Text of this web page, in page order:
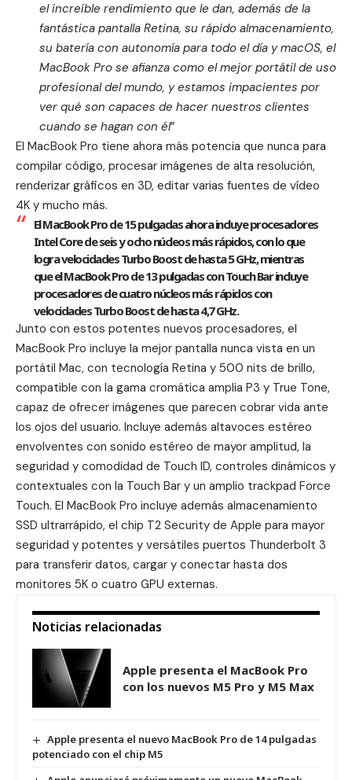
el increíble rendimiento que le dan, además de la
fantástica pantalla Retina, su rápido almacenamiento,
su batería con autonomía para todo el día y macOS, el
MacBook Pro se afianza como el mejor portátil de uso
profesional del mundo, y estamos impacientes por
ver qué son capaces de hacer nuestros clientes
cuando se hagan con él”
El MacBook Pro tiene ahora más potencia que nunca para
compilar código, procesar imágenes de alta resolución,
renderizar gráficos en 3D, editar varias fuentes de vídeo
4K y mucho más.
El MacBook Pro de 15 pulgadas ahora incluye procesadores
Intel Core de seis y ocho núcleos más rápidos, con lo que
logra velocidades Turbo Boost de hasta 5 GHz, mientras
que el MacBook Pro de 13 pulgadas con Touch Bar incluye
procesadores de cuatro núcleos más rápidos con
velocidades Turbo Boost de hasta 4,7 GHz.
Junto con estos potentes nuevos procesadores, el
MacBook Pro incluye la mejor pantalla nunca vista en un
portátil Mac, con tecnología Retina y 500 nits de brillo,
compatible con la gama cromática amplia P3 y True Tone,
capaz de ofrecer imágenes que parecen cobrar vida ante
los ojos del usuario. Incluye además altavoces estéreo
envolventes con sonido estéreo de mayor amplitud, la
seguridad y comodidad de Touch ID, controles dinámicos y
contextuales con la Touch Bar y un amplio trackpad Force
Touch. El MacBook Pro incluye además almacenamiento
SSD ultrarrápido, el chip T2 Security de Apple para mayor
seguridad y potentes y versátiles puertos Thunderbolt 3
para transferir datos, cargar y conectar hasta dos
monitores 5K o cuatro GPU externas.
Noticias relacionadas
Apple presenta el MacBook Pro
con los nuevos M5 Pro y M5 Max
Apple presenta el nuevo MacBook Pro de 14 pulgadas
potenciado con el chip M5